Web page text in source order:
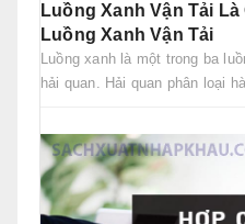
Luồng Xanh Vận Tải
Luồng Xanh Vận Tải
Luồng xanh là một trong ba
hải quan. Hải quan phân loại